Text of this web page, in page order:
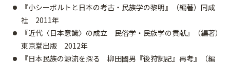
『小シーボルトと日本の考古・民族学の黎明』（編著）同成
社 2011年
『近代〈日本意識〉の成立 民俗学・民族学の貢献』（編著）
東京堂出版 2012年
『日本民族の源流を探る 柳田國男『後狩詞記』再考』（編